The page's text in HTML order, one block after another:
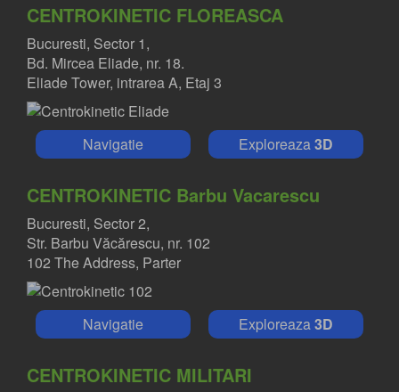
CENTROKINETIC FLOREASCA
Bucuresti, Sector 1,
Bd. Mircea Eliade, nr. 18.
Eliade Tower, intrarea A, Etaj 3
Navigatie Exploreaza 3D
CENTROKINETIC Barbu Vacarescu
Bucuresti, Sector 2,
Str. Barbu Văcărescu, nr. 102
102 The Address, Parter
Navigatie Exploreaza 3D
CENTROKINETIC MILITARI